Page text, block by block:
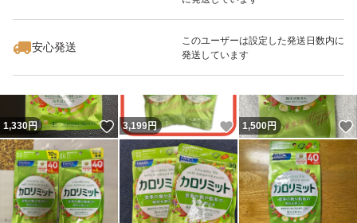
安心発送
このユーザーは設定した発送日数内に
発送しています
いいね！
2,998
1,330円 いいね！
3,199円 いいね！
1,500円